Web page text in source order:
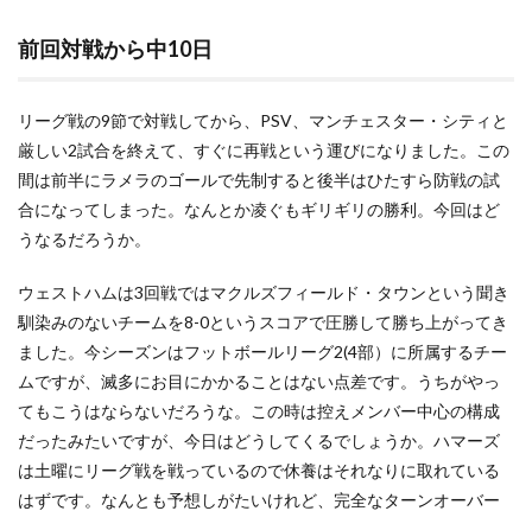
前回対戦から中10日
リーグ戦の9節で対戦してから、PSV、マンチェスター・シティと
厳しい2試合を終えて、すぐに再戦という運びになりました。この
間は前半にラメラのゴールで先制すると後半はひたすら防戦の試
合になってしまった。なんとか凌ぐもギリギリの勝利。今回はど
うなるだろうか。
ウェストハムは3回戦ではマクルズフィールド・タウンという聞き
馴染みのないチームを8-0というスコアで圧勝して勝ち上がってき
ました。今シーズンはフットボールリーグ2(4部）に所属するチー
ムですが、滅多にお目にかかることはない点差です。うちがやっ
てもこうはならないだろうな。この時は控えメンバー中心の構成
だったみたいですが、今日はどうしてくるでしょうか。ハマーズ
は土曜にリーグ戦を戦っているので休養はそれなりに取れている
はずです。なんとも予想しがたいけれど、完全なターンオーバー